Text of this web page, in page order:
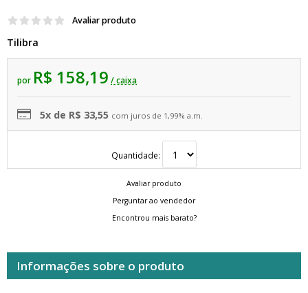
Avaliar produto
Tilibra
por R$ 158,19 / caixa
5x de R$ 33,55 com juros de 1,99% a.m.
Quantidade:
Avaliar produto
Perguntar ao vendedor
Encontrou mais barato?
Informações sobre o produto